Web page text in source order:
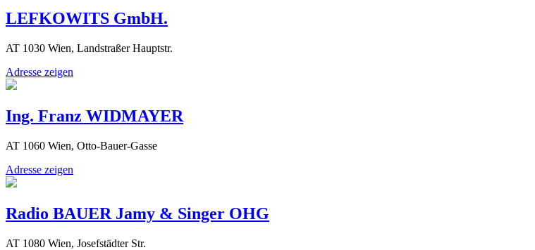
LEFKOWITS GmbH.
AT 1030 Wien, Landstraßer Hauptstr.
Adresse zeigen
Ing. Franz WIDMAYER
AT 1060 Wien, Otto-Bauer-Gasse
Adresse zeigen
Radio BAUER Jamy & Singer OHG
AT 1080 Wien, Josefstädter Str.